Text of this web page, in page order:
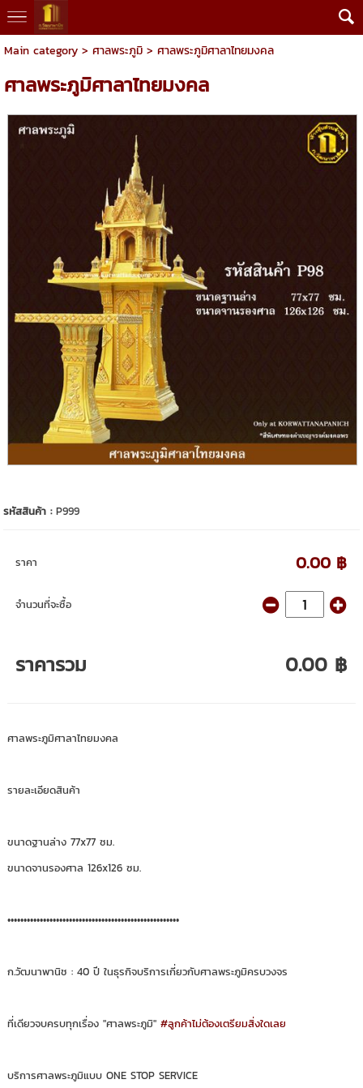
Main category> ศาลพระภูมิ> ศาลพระภูมิศาลาไทยมงคล
ศาลพระภูมิศาลาไทยมงคล
รหัสสินค้า :P999
ราคา 0.00 ฿
จำนวนที่จะซื้อ
ราคารวม 0.00 ฿
ศาลพระภูมิศาลาไทยมงคล
รายละเอียดสินค้า
ขนาดฐานล่าง 77x77 ซม.
ขนาดจานรองศาล 126x126 ซม.
•••••••••••••••••••••••••••••••••••••••••••••••••••••
ก.วัฒนาพานิช : 40 ปี ในธุรกิจบริการเกี่ยวกับศาลพระภูมิครบวงจร
ที่เดียวจบครบทุกเรื่อง "ศาลพระภูมิ"#ลูกค้าไม่ต้องเตรียมสิ่งใดเลย
บริการศาลพระภูมิแบบ ONE STOP SERVICE